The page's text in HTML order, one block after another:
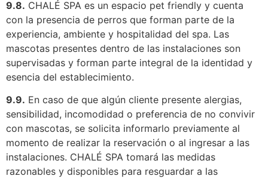
9.8. CHALÉ SPA es un espacio pet friendly y cuenta
con la presencia de perros que forman parte de la
experiencia, ambiente y hospitalidad del spa. Las
mascotas presentes dentro de las instalaciones son
supervisadas y forman parte integral de la identidad y
esencia del establecimiento.
9.9. En caso de que algún cliente presente alergias,
sensibilidad, incomodidad o preferencia de no convivir
con mascotas, se solicita informarlo previamente al
momento de realizar la reservación o al ingresar a las
instalaciones. CHALÉ SPA tomará las medidas
razonables y disponibles para resguardar a las